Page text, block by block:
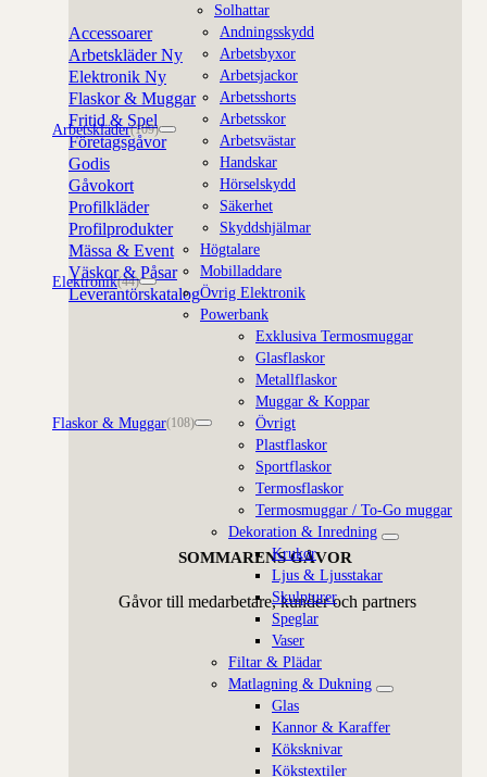
Accessoarer
Arbetskläder
Elektronik
Flaskor & Muggar
Fritid & Spel
Företagsgåvor
Godis
Gåvokort
Profilkläder
Profilprodukter
Mässa & Event
Väskor & Påsar
Leverantörskatalog
SOMMARENS GÅVOR
Gåvor till medarbetare, kunder och partners
Solhattar
Arbetskläder(109)
Andningsskydd
Arbetsbyxor
Arbetsjackor
Arbetsshorts
Arbetsskor
Arbetsvästar
Handskar
Hörselskydd
Säkerhet
Skyddshjälmar
Elektronik(44)
Högtalare
Mobilladdare
Övrig Elektronik
Powerbank
Flaskor & Muggar(108)
Exklusiva Termosmuggar
Glasflaskor
Metallflaskor
Muggar & Koppar
Övrigt
Plastflaskor
Sportflaskor
Termosflaskor
Termosmuggar / To-Go muggar
Dekoration & Inredning
Krukor
Ljus & Ljusstakar
Skulpturer
Speglar
Vaser
Filtar & Plädar
Matlagning & Dukning
Glas
Kannor & Karaffer
Köksknivar
Kökstextiler